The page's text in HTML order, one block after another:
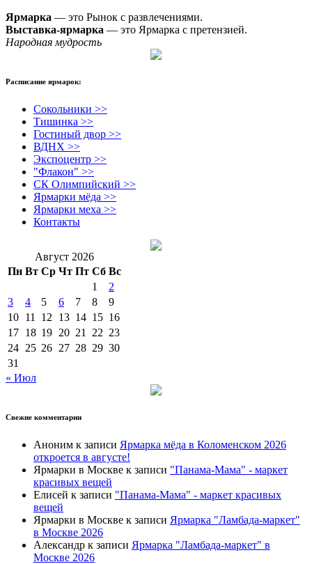
Ярмарка — это Рынок с развлечениями.
Выставка-ярмарка — это Ярмарка с претензией.
Народная мудрость
Расписание ярмарок:
Сокольники >>
Тишинка >>
Гостиный двор >>
ВДНХ >>
Экспоцентр >>
"Флакон" >>
СК Олимпийский >>
Ярмарки мёда >>
Ярмарки меха >>
Контакты
Август 2026
Пн Вт Ср Чт Пт Сб Вс
1
2
3
4 5 6 7 8
9
10 11 12 13 14 15 16
17 18 19 20 21 22 23
24 25 26 27 28 29 30
31
« Июл
Свежие комментарии
Аноним к записи Ярмарка мёда в Коломенском 2026
откроется в августе!
Ярмарки в Москве к записи "Панама-Мама" - маркет
красивых вещей
Елисей к записи "Панама-Мама" - маркет красивых
вещей
Ярмарки в Москве к записи Ярмарка "Ламбада-маркет"
в Москве 2026
Александр к записи Ярмарка "Ламбада-маркет" в
Москве 2026